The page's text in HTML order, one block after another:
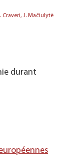
Craveri, J. Mačiulytė
durant